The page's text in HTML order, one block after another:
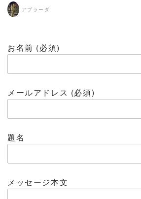
アブラーダ
お名前 (必須)
メールアドレス (必須)
題名
メッセージ本文